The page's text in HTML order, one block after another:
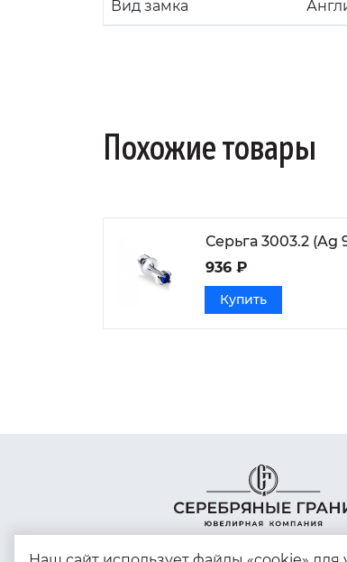
Вид замка
Похожие товары
Серьга 3003.2 (Ag
936 ₽
Купить